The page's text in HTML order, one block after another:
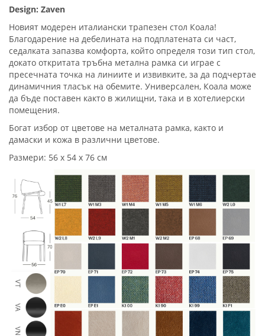
Design: Zaven
Новият модерен италиански трапезен стол Коала!
Благодарение на дебелината на подплатената си част,
седалката запазва комфорта, който определя този тип стол,
докато откритата тръбна метална рамка си играе с
пресечната точка на линиите и извивките, за да подчертае
динамичния тласък на обемите. Универсален, Коала може
да бъде поставен както в жилищни, така и в хотелиерски
помещения.
Богат избор от цветове на металната рамка, както и
дамаски и кожа в различни цветове.
Размери: 56 х 54 х 76 см
със
снимки